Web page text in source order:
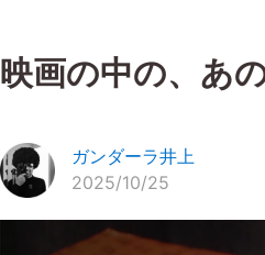
映画の中の、あ
ガンダーラ井上
2025/10/25